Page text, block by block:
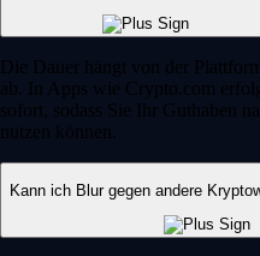
Die Dauer hängt von der
ab. In Apps wie Crypto.com
sofort, sodass Sie Ihr Guthaben
nutzen können.
Kann ich Blur gegen andere